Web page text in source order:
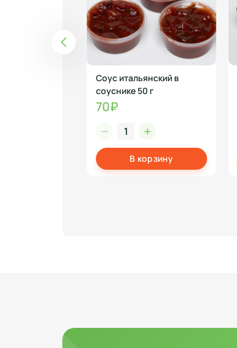
Соус итальянский в
соуснике 50 г
70₽
В корзину